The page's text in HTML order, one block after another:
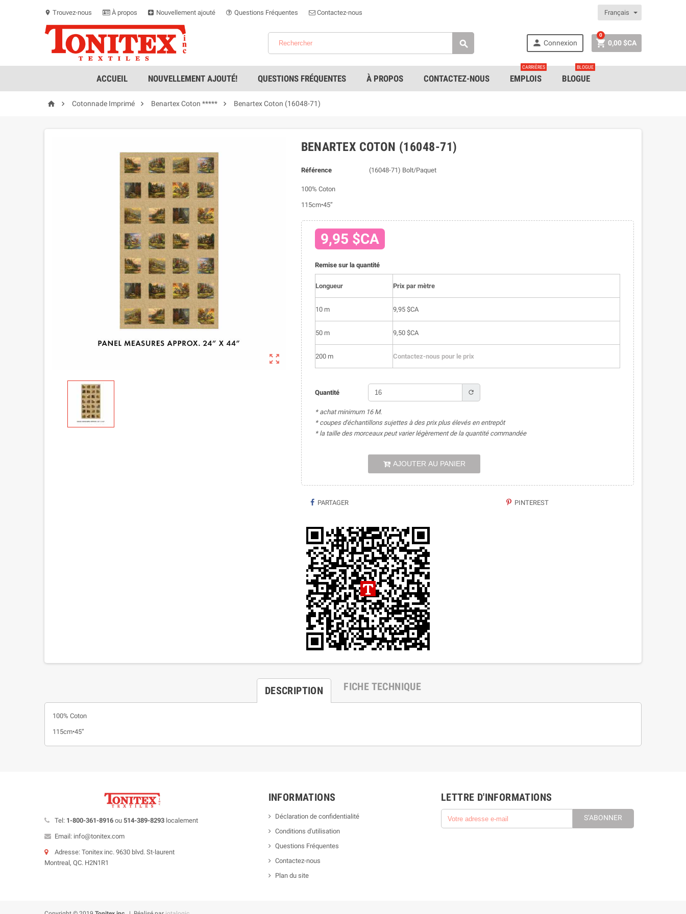
location_on Trouvez-nous À propos Nouvellement ajouté Questions Fréquentes Contactez-nous Français
  Connexion  0,00 $CA
0
ACCUEIL NOUVELLEMENT AJOUTÉ! QUESTIONS FRÉQUENTES À PROPOS CONTACTEZ-NOUS EMPLOIS
CARRIÈRES
BLOGUE
BLOGUE
  Cotonnade Imprimé  Benartex Coton *****  Benartex Coton (16048-71)

BENARTEX COTON (16048-71)
Référence (16048-71) Bolt/Paquet
100% Coton
115cm•45”
9,95 $CA
Remise sur la quantité
Longueur Prix par mètre
10 m 9,95 $CA
50 m 9,50 $CA
200 m Contactez-nous pour le prix
Quantité refresh
* achat minimum 16 M.
* coupes d'échantillons sujettes à des prix plus élevés en entrepôt
* la taille des morceaux peut varier légèrement de la quantité commandée
AJOUTER AU PANIER
PARTAGER PINTEREST
DESCRIPTION FICHE TECHNIQUE
100% Coton
115cm•45”
Tel: 1-800-361-8916 ou 514-389-8293 localement
Email: info@tonitex.com
Adresse: Tonitex inc. 9630 blvd. St-laurent
Montreal, QC. H2N1R1
INFORMATIONS
Déclaration de confidentialité
Conditions d'utilisation
Questions Fréquentes
Contactez-nous
Plan du site
LETTRE D'INFORMATIONS
S’ABONNER